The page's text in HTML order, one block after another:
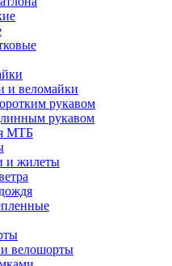
и веломайки
рукавом
рукавом
МТБ
и жилеты
велошорты